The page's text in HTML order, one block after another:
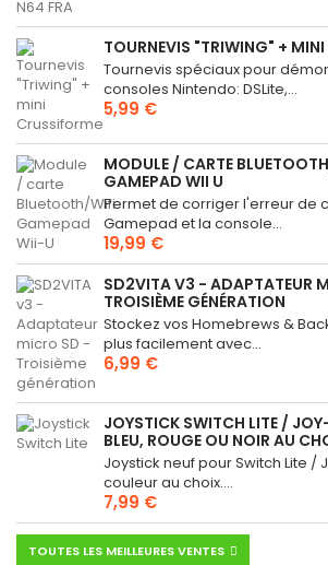
TOURNEVIS "TRIWING" +
Tournevis spéciaux pour
consoles Nintendo: DSLite,...
5,99 €
MODULE / CARTE
GAMEPAD WII U
Permet de corriger l'erreur de
Gamepad et la console...
19,99 €
SD2VITA V3 - ADAPTATEUR
TROISIÈME GÉNÉRATION
Stockez vos Homebrews &
plus facilement avec...
6,99 €
JOYSTICK SWITCH LITE /
BLEU, ROUGE OU NOIR AU
Joystick neuf pour Switch Lite /
couleur au choix....
7,99 €
TOUTES LES MEILLEURES VENTES